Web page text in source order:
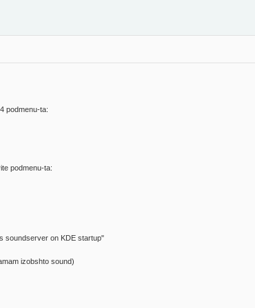
podmenu-ta:
podmenu-ta:
soundserver on KDE startup"
izobshto sound)